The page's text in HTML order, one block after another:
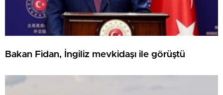
Bakan Fidan, İngiliz mevkidaşı ile görüştü